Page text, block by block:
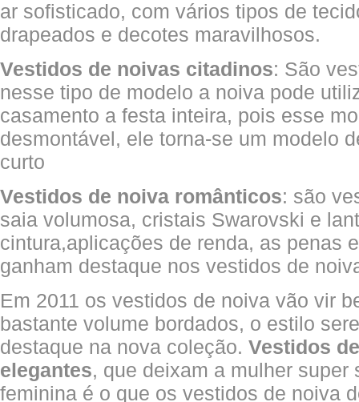
ar sofisticado, com vários tipos de
drapeados e decotes maravilhosos.
Vestidos de noivas citadinos: São
nesse tipo de modelo a noiva pode
casamento a festa inteira, pois esse
desmontável, ele torna-se um modelo
curto
Vestidos de noiva românticos: são
saia volumosa, cristais Swarovski e
cintura,aplicações de renda, as penas
ganham destaque nos vestidos de
Em 2011 os vestidos de noiva vão vir
bastante volume bordados, o estilo
destaque na nova coleção. Vestidos
elegantes, que deixam a mulher super
feminina é o que os vestidos de noiva